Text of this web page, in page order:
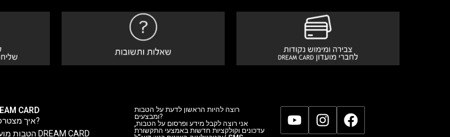
CARD
איך מצטרפים?
הטבות מועדון DREAM CARD
רוצה להיות הראשון לדעת על הטבות
ומבצעים?
אני רוצה לקבל מידע ופרסום על הטבות,
עדכונים וקולקציות חדשות באמצעי התקשורת